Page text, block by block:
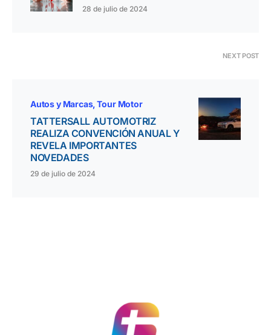
28 de julio de 2024
NEXT POST
Autos y Marcas Tour Motor
TATTERSALL AUTOMOTRIZ
REALIZA CONVENCIÓN ANUAL Y
REVELA IMPORTANTES
NOVEDADES
29 de julio de 2024